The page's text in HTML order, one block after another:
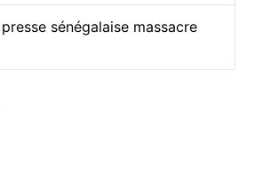
sénégalaise massacre